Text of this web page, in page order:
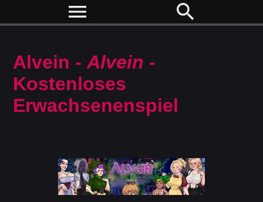
menu search
Alvein -Alvein -
Kostenloses
Erwachsenenspiel